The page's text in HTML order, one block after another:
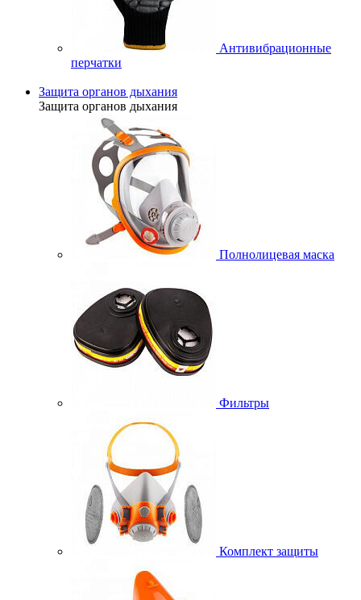
Антивибрационные
перчатки
Защита органов дыхания
Защита органов дыхания
Полнолицевая маска
Фильтры
Комплект защиты